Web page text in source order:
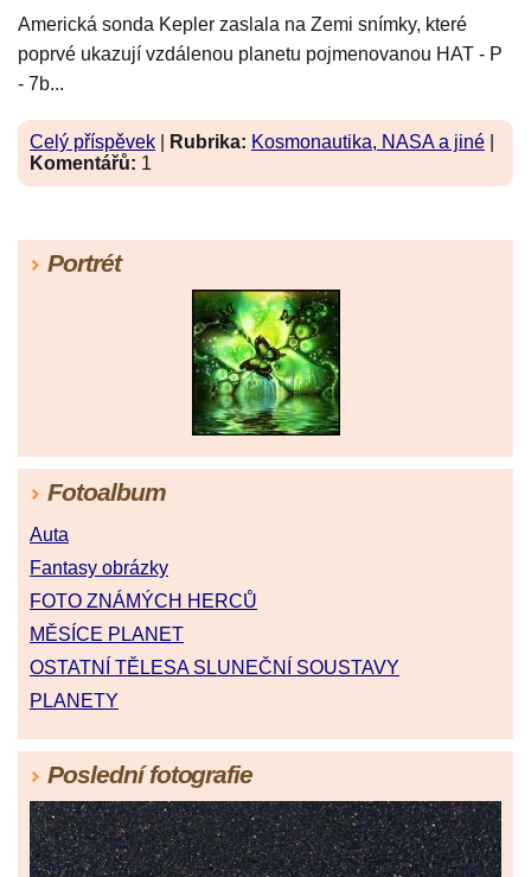
Americká sonda Kepler zaslala na Zemi snímky, které
poprvé ukazují vzdálenou planetu pojmenovanou HAT - P
- 7b...
Celý příspěvek Rubrika: Kosmonautika, NASA a jiné
Komentářů: 1
Portrét
Fotoalbum
Auta
Fantasy obrázky
FOTO ZNÁMÝCH HERCŮ
MĚSÍCE PLANET
OSTATNÍ TĚLESA SLUNEČNÍ SOUSTAVY
PLANETY
Poslední fotografie